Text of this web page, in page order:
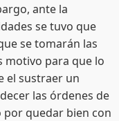
ante la
se tuvo que
se tomarán las
motivo para que lo
el sustraer un
las órdenes de
por quedar bien con